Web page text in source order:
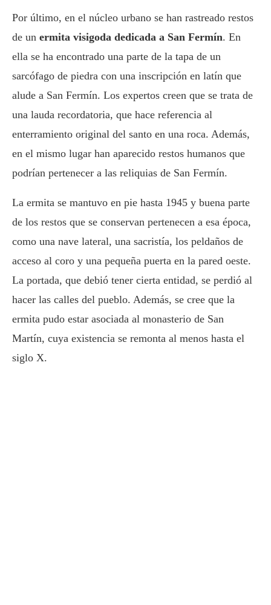
Por último, en el núcleo urbano se han rastreado restos
de un ermita visigoda dedicada a San Fermín. En
ella se ha encontrado una parte de la tapa de un
sarcófago de piedra con una inscripción en latín que
alude a San Fermín. Los expertos creen que se trata de
una lauda recordatoria, que hace referencia al
enterramiento original del santo en una roca. Además,
en el mismo lugar han aparecido restos humanos que
podrían pertenecer a las reliquias de San Fermín.
La ermita se mantuvo en pie hasta 1945 y buena parte
de los restos que se conservan pertenecen a esa época,
como una nave lateral, una sacristía, los peldaños de
acceso al coro y una pequeña puerta en la pared oeste.
La portada, que debió tener cierta entidad, se perdió al
hacer las calles del pueblo. Además, se cree que la
ermita pudo estar asociada al monasterio de San
Martín, cuya existencia se remonta al menos hasta el
siglo X.